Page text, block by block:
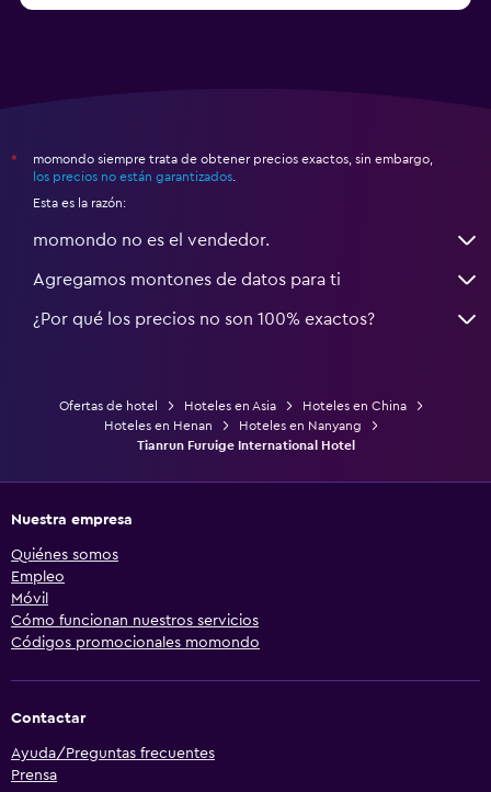
*
momondo siempre trata de obtener precios exactos, sin embargo,
los precios no están garantizados
Esta es la razón:
momondo no es el vendedor.
Agregamos montones de datos para ti
¿Por qué los precios no son 100% exactos?
Ofertas de hotel Hoteles en Asia
Hoteles en China
Hoteles en Henan
Hoteles en Nanyang
Tianrun Furuige International Hotel
Nuestra empresa
Quiénes somos
Empleo
Móvil
Cómo funcionan nuestros servicios
Códigos promocionales momondo
Contactar
Ayuda/Preguntas frecuentes
Prensa